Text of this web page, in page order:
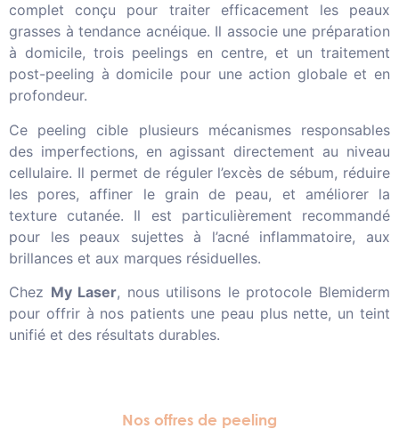
complet conçu pour traiter efficacement les peaux
grasses à tendance acnéique. Il associe une préparation
à domicile, trois peelings en centre, et un traitement
post-peeling à domicile pour une action globale et en
profondeur.
Ce peeling cible plusieurs mécanismes responsables
des imperfections, en agissant directement au niveau
cellulaire. Il permet de réguler l’excès de sébum, réduire
les pores, affiner le grain de peau, et améliorer la
texture cutanée. Il est particulièrement recommandé
pour les peaux sujettes à l’acné inflammatoire, aux
brillances et aux marques résiduelles.
Chez My Laser, nous utilisons le protocole Blemiderm
pour offrir à nos patients une peau plus nette, un teint
unifié et des résultats durables.
Nos offres de peeling